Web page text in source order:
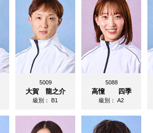
5009
大賀 龍之介
級別：B1
5088
高憧 四季
級別：A2